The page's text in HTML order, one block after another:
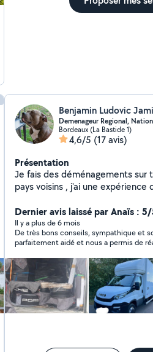
Benjamin Ludovic
Demenageur Regional,
Bordeaux (La Bastide 1)
4,6/5 (17 avis)
Présentation
Je fais des déménagements sur
pays voisins , j'ai une expérience de 19 ans dans le
est basé sur la qualité de service , et je
diplomes de dirigeant , à bientot .
Dernier avis laissé par Anaïs :
Il y a plus de 6 mois
De très bons conseils, sympathique et
parfaitement aidé et nous a permis de
recommande vivement.